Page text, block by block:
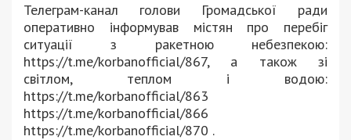
Телеграм-канал голови Громадської ради
оперативно інформував містян про перебіг
ситуації з ракетною небезпекою:
https://t.me/korbanofficial/867, а також зі
світлом, теплом і водою:
https://t.me/korbanofficial/863
https://t.me/korbanofficial/866
https://t.me/korbanofficial/870 .